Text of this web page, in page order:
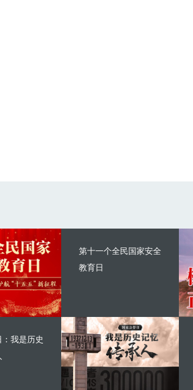
第十一个全民国家安全
教育日
：我是历史